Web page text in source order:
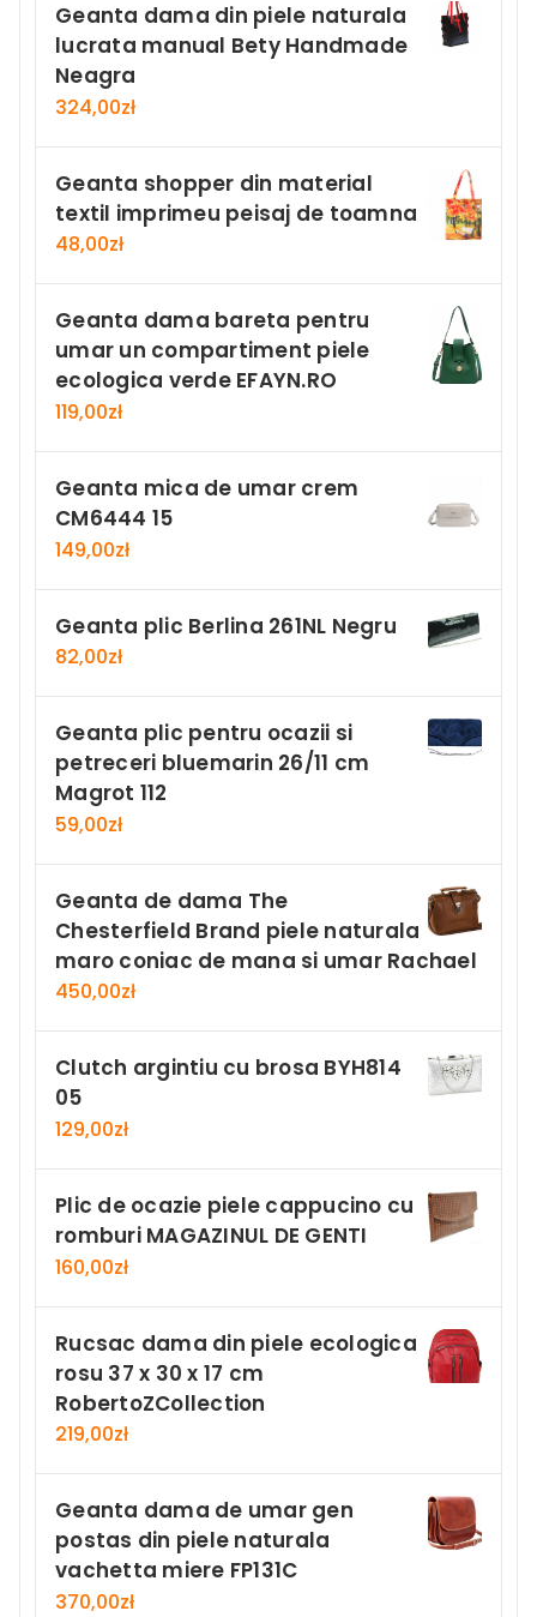
Geanta dama din piele naturala
lucrata manual Bety Handmade
Neagra
324,00zł
Geanta shopper din material
textil imprimeu peisaj de toamna
48,00zł
Geanta dama bareta pentru
umar un compartiment piele
ecologica verde EFAYN.RO
119,00zł
Geanta mica de umar crem
CM6444 15
149,00zł
Geanta plic Berlina 261NL Negru
82,00zł
Geanta plic pentru ocazii si
petreceri bluemarin 26/11 cm
Magrot 112
59,00zł
Geanta de dama The
Chesterfield Brand piele naturala
maro coniac de mana si umar Rachael
450,00zł
Clutch argintiu cu brosa BYH814
05
129,00zł
Plic de ocazie piele cappucino cu
romburi MAGAZINUL DE GENTI
160,00zł
Rucsac dama din piele ecologica
rosu 37 x 30 x 17 cm
RobertoZCollection
219,00zł
Geanta dama de umar gen
postas din piele naturala
vachetta miere FP131C
370,00zł